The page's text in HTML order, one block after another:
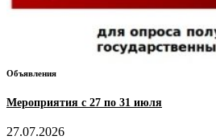
Объявления
Мероприятия с 27 по 31 июля
27.07.2026